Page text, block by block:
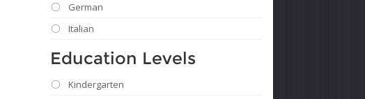
German
Italian
Education Levels
Kindergarten